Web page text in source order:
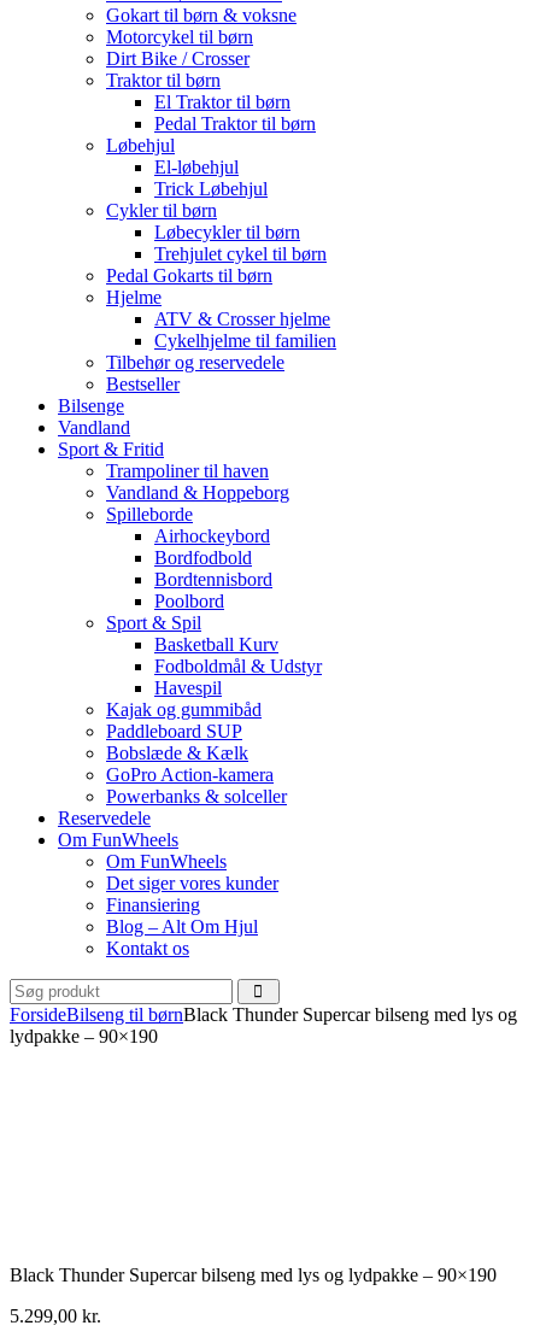
Gokart til børn & voksne
Motorcykel til børn
Dirt Bike / Crosser
Traktor til børn
El Traktor til børn
Pedal Traktor til børn
Løbehjul
El-løbehjul
Trick Løbehjul
Cykler til børn
Løbecykler til børn
Trehjulet cykel til børn
Pedal Gokarts til børn
Hjelme
ATV & Crosser hjelme
Cykelhjelme til familien
Tilbehør og reservedele
Bestseller
Bilsenge
Vandland
Sport & Fritid
Trampoliner til haven
Vandland & Hoppeborg
Spilleborde
Airhockeybord
Bordfodbold
Bordtennisbord
Poolbord
Sport & Spil
Basketball Kurv
Fodboldmål & Udstyr
Havespil
Kajak og gummibåd
Paddleboard SUP
Bobslæde & Kælk
GoPro Action-kamera
Powerbanks & solceller
Reservedele
Om FunWheels
Om FunWheels
Det siger vores kunder
Finansiering
Blog – Alt Om Hjul
Kontakt os
ForsideBilseng til børnBlack Thunder Supercar bilseng med lys og
lydpakke – 90×190
Black Thunder Supercar bilseng med lys og lydpakke – 90×190
5.299,00 kr.